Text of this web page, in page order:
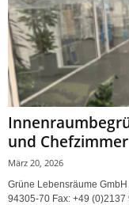
und Chefzimmer
März 20, 2026
Grüne Lebensräume
94305-70 Fax: +49